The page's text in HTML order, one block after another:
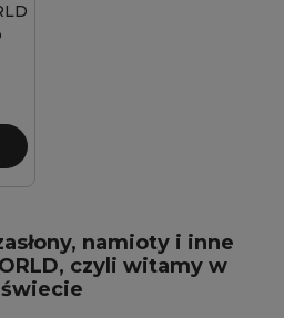
namioty i inne
czyli witamy w